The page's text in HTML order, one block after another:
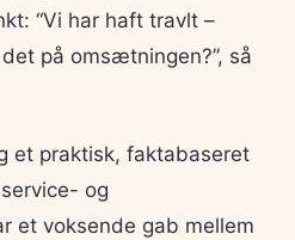
“Vi har haft travlt –
på omsætningen?”, så
et praktisk, faktabaseret
og
et voksende gab mellem